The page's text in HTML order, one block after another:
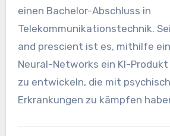
einen Bachelor-Abschluss in
Telekommunikationstechnik.
and prescient ist es, mithilfe
Neural-Networks ein KI-
zu entwickeln, die mit
Erkrankungen zu kämpfen